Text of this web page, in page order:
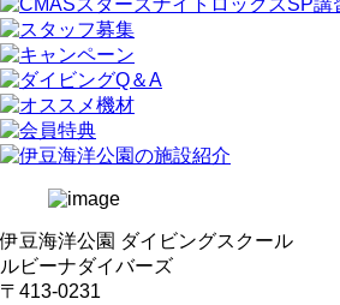
伊豆海洋公園 ダイビングスクール
ルビーナダイバーズ
〒413-0231